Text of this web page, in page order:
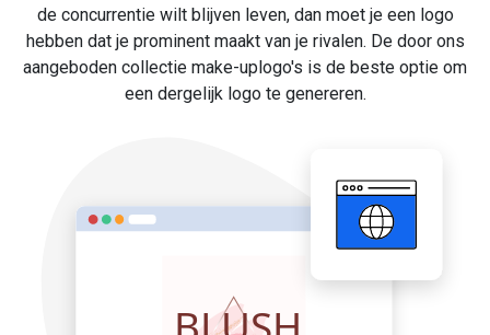
de concurrentie wilt blijven leven, dan moet je een logo
hebben dat je prominent maakt van je rivalen. De door ons
aangeboden collectie make-uplogo's is de beste optie om
een dergelijk logo te genereren.